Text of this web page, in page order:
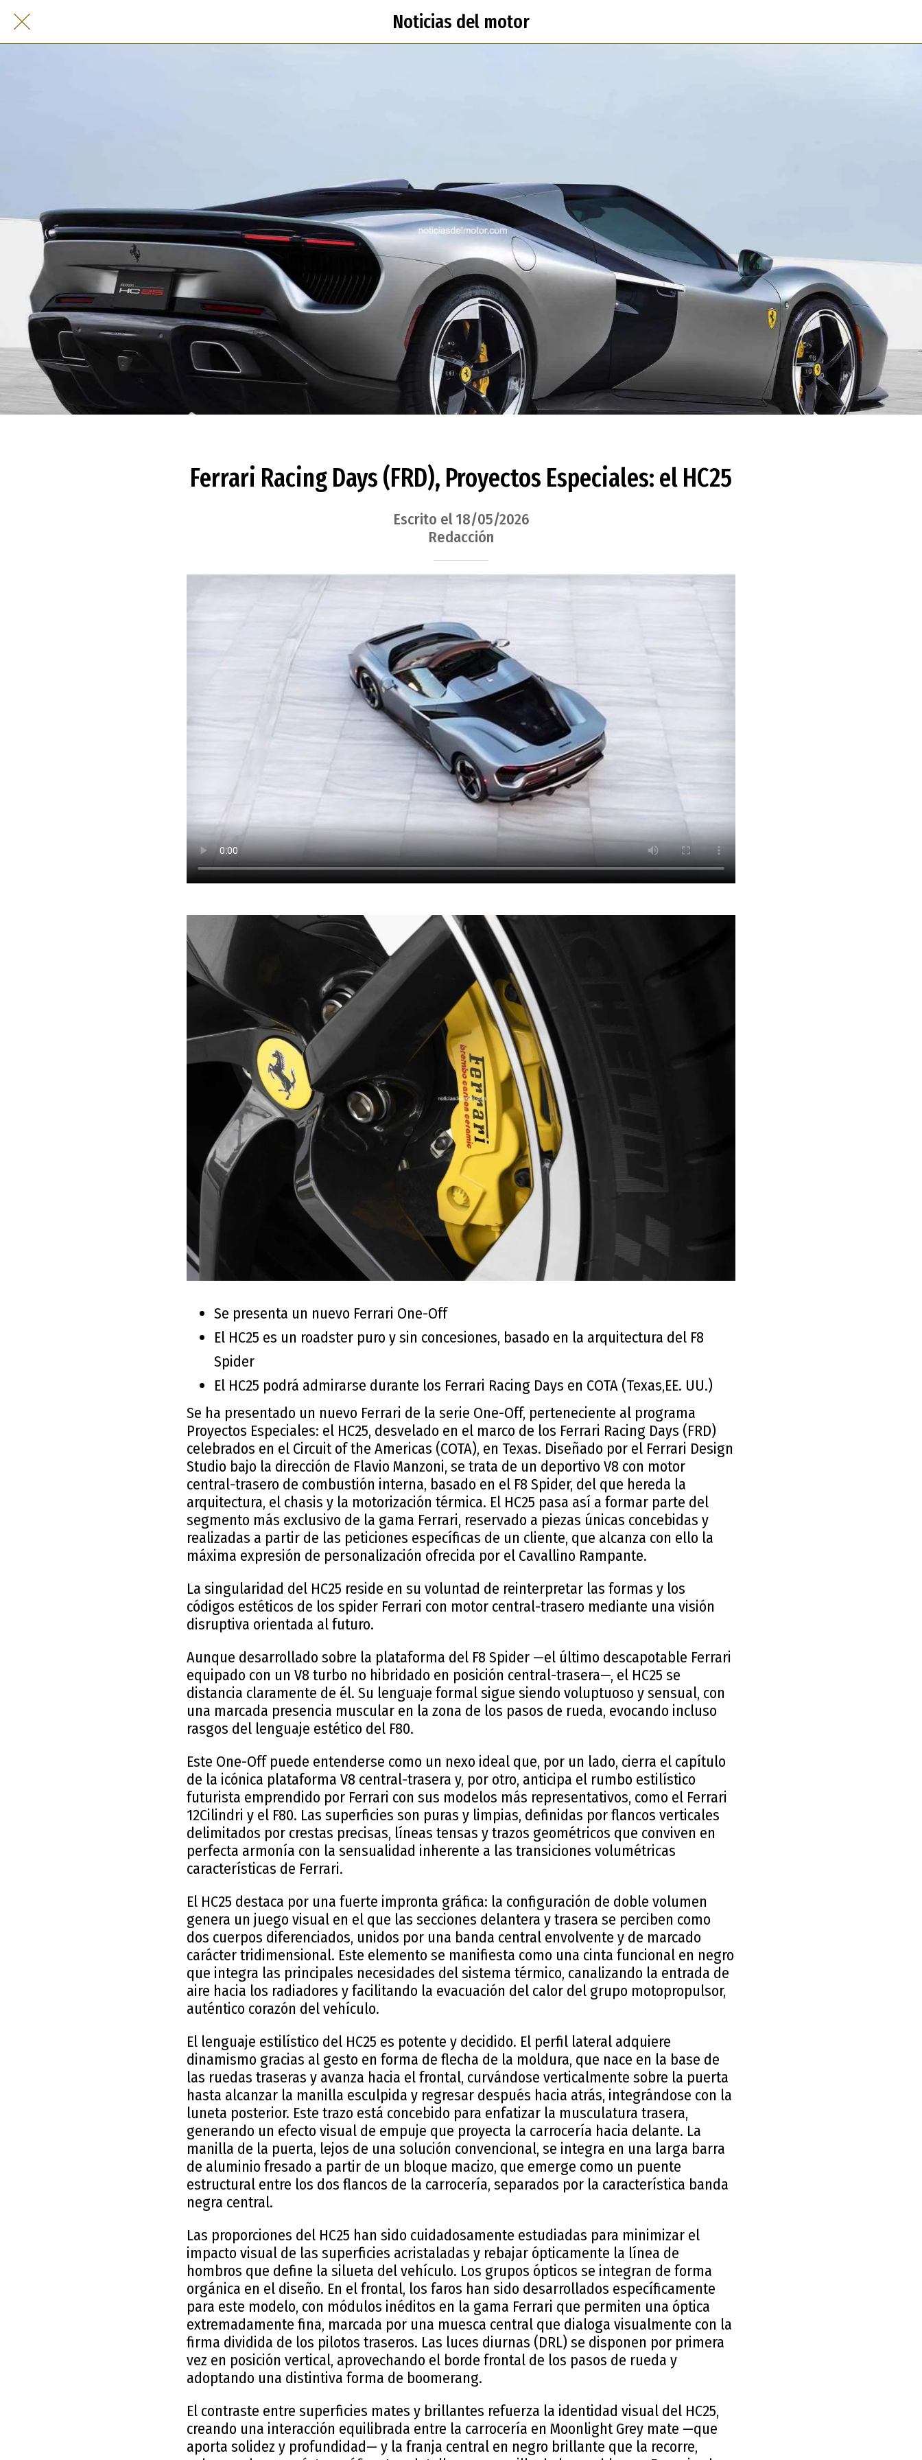
Noticias del motor
Ferrari Racing Days (FRD), Proyectos Especiales: el HC25
Escrito el 18/05/2026
Redacción
Se presenta un nuevo Ferrari One-Off
El HC25 es un roadster puro y sin concesiones, basado en la arquitectura del F8
Spider
El HC25 podrá admirarse durante los Ferrari Racing Days en COTA (Texas,EE. UU.)
Se ha presentado un nuevo Ferrari de la serie One-Off, perteneciente al programa
Proyectos Especiales: el HC25, desvelado en el marco de los Ferrari Racing Days (FRD)
celebrados en el Circuit of the Americas (COTA), en Texas. Diseñado por el Ferrari Design
Studio bajo la dirección de Flavio Manzoni, se trata de un deportivo V8 con motor
central-trasero de combustión interna, basado en el F8 Spider, del que hereda la
arquitectura, el chasis y la motorización térmica. El HC25 pasa así a formar parte del
segmento más exclusivo de la gama Ferrari, reservado a piezas únicas concebidas y
realizadas a partir de las peticiones específicas de un cliente, que alcanza con ello la
máxima expresión de personalización ofrecida por el Cavallino Rampante.
La singularidad del HC25 reside en su voluntad de reinterpretar las formas y los
códigos estéticos de los spider Ferrari con motor central-trasero mediante una visión
disruptiva orientada al futuro.
Aunque desarrollado sobre la plataforma del F8 Spider —el último descapotable Ferrari
equipado con un V8 turbo no hibridado en posición central-trasera—, el HC25 se
distancia claramente de él. Su lenguaje formal sigue siendo voluptuoso y sensual, con
una marcada presencia muscular en la zona de los pasos de rueda, evocando incluso
rasgos del lenguaje estético del F80.
Este One-Off puede entenderse como un nexo ideal que, por un lado, cierra el capítulo
de la icónica plataforma V8 central-trasera y, por otro, anticipa el rumbo estilístico
futurista emprendido por Ferrari con sus modelos más representativos, como el Ferrari
12Cilindri y el F80. Las superficies son puras y limpias, definidas por flancos verticales
delimitados por crestas precisas, líneas tensas y trazos geométricos que conviven en
perfecta armonía con la sensualidad inherente a las transiciones volumétricas
características de Ferrari.
El HC25 destaca por una fuerte impronta gráfica: la configuración de doble volumen
genera un juego visual en el que las secciones delantera y trasera se perciben como
dos cuerpos diferenciados, unidos por una banda central envolvente y de marcado
carácter tridimensional. Este elemento se manifiesta como una cinta funcional en negro
que integra las principales necesidades del sistema térmico, canalizando la entrada de
aire hacia los radiadores y facilitando la evacuación del calor del grupo motopropulsor,
auténtico corazón del vehículo.
El lenguaje estilístico del HC25 es potente y decidido. El perfil lateral adquiere
dinamismo gracias al gesto en forma de flecha de la moldura, que nace en la base de
las ruedas traseras y avanza hacia el frontal, curvándose verticalmente sobre la puerta
hasta alcanzar la manilla esculpida y regresar después hacia atrás, integrándose con la
luneta posterior. Este trazo está concebido para enfatizar la musculatura trasera,
generando un efecto visual de empuje que proyecta la carrocería hacia delante. La
manilla de la puerta, lejos de una solución convencional, se integra en una larga barra
de aluminio fresado a partir de un bloque macizo, que emerge como un puente
estructural entre los dos flancos de la carrocería, separados por la característica banda
negra central.
Las proporciones del HC25 han sido cuidadosamente estudiadas para minimizar el
impacto visual de las superficies acristaladas y rebajar ópticamente la línea de
hombros que define la silueta del vehículo. Los grupos ópticos se integran de forma
orgánica en el diseño. En el frontal, los faros han sido desarrollados específicamente
para este modelo, con módulos inéditos en la gama Ferrari que permiten una óptica
extremadamente fina, marcada por una muesca central que dialoga visualmente con la
firma dividida de los pilotos traseros. Las luces diurnas (DRL) se disponen por primera
vez en posición vertical, aprovechando el borde frontal de los pasos de rueda y
adoptando una distintiva forma de boomerang.
El contraste entre superficies mates y brillantes refuerza la identidad visual del HC25,
creando una interacción equilibrada entre la carrocería en Moonlight Grey mate —que
aporta solidez y profundidad— y la franja central en negro brillante que la recorre,